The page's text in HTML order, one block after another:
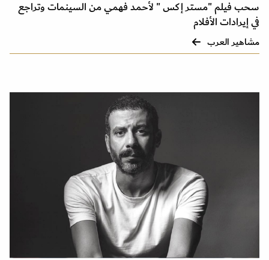
سحب فيلم "مستر إكس " لأحمد فهمي من السينمات وتراجع
في إيرادات الأفلام
مشاهير العرب